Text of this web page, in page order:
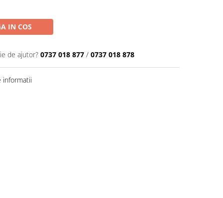
IN COS
de ajutor? 0737 018 877 / 0737 018 878
informatii